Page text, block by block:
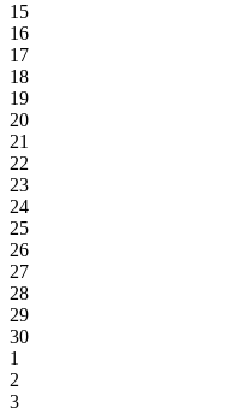
15
16
17
18
19
20
21
22
23
24
25
26
27
28
29
30
1
2
3